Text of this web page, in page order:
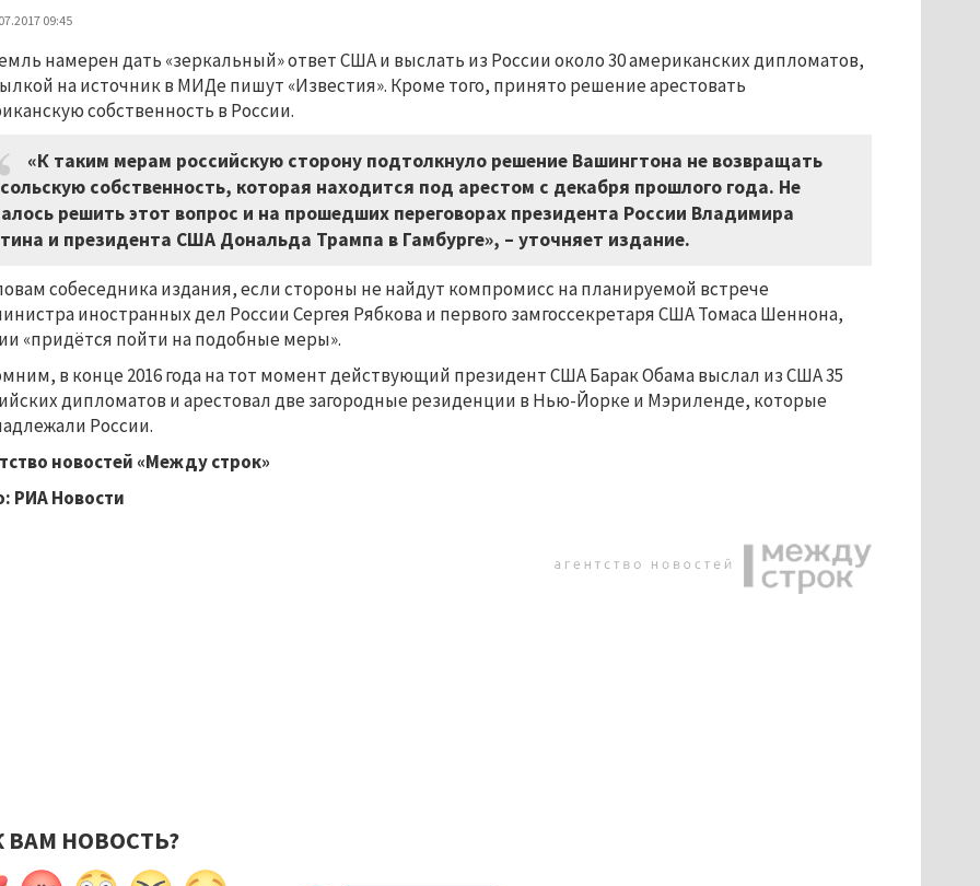
09:45
намерен дать «зеркальный» ответ США и выслать из России около 30 американских дипломатов,
на источник в МИДе пишут «Известия». Кроме того, принято решение арестовать
собственность в России.
«К таким мерам российскую сторону подтолкнуло решение Вашингтона не возвращать
собственность, которая находится под арестом с декабря прошлого года. Не
решить этот вопрос и на прошедших переговорах президента России Владимира
и президента США Дональда Трампа в Гамбурге», – уточняет издание.
собеседника издания, если стороны не найдут компромисс на планируемой встрече
иностранных дел России Сергея Рябкова и первого замгоссекретаря США Томаса Шеннона,
«придётся пойти на подобные меры».
в конце 2016 года на тот момент действующий президент США Барак Обама выслал из США 35
дипломатов и арестовал две загородные резиденции в Нью-Йорке и Мэриленде, которые
России.
новостей «Между строк»
РИА Новости
ВАМ НОВОСТЬ?